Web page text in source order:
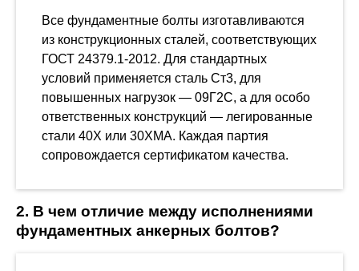
Все фундаментные болты изготавливаются
из конструкционных сталей, соответствующих
ГОСТ 24379.1-2012. Для стандартных
условий применяется сталь Ст3, для
повышенных нагрузок — 09Г2С, а для особо
ответственных конструкций — легированные
стали 40Х или 30ХМА. Каждая партия
сопровождается сертификатом качества.
2. В чем отличие между исполнениями
фундаментных анкерных болтов?